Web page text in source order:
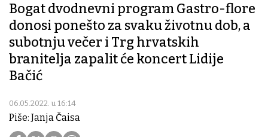
Bogat dvodnevni program Gastro-flore
donosi ponešto za svaku životnu dob, a
subotnju večer i Trg hrvatskih
branitelja zapalit će koncert Lidije
Bačić
06.05.2022. u 16:14
Piše: Janja Čaisa